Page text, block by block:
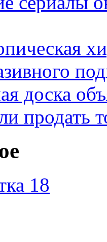
доска
продать
18